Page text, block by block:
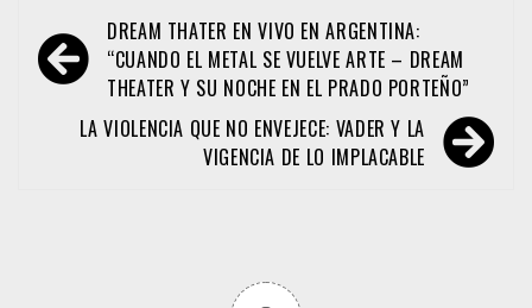
Navegación
de
entradas
DREAM THATER EN VIVO EN ARGENTINA:
“CUANDO EL METAL SE VUELVE ARTE – DREAM
THEATER Y SU NOCHE EN EL PRADO PORTEÑO”
LA VIOLENCIA QUE NO ENVEJECE: VADER Y LA
VIGENCIA DE LO IMPLACABLE